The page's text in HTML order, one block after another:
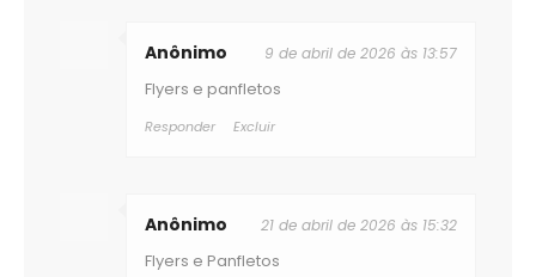
Anônimo 9 de abril de 2026 às 13:57
Flyers e panfletos
Responder Excluir
Anônimo 21 de abril de 2026 às 15:32
Flyers e Panfletos